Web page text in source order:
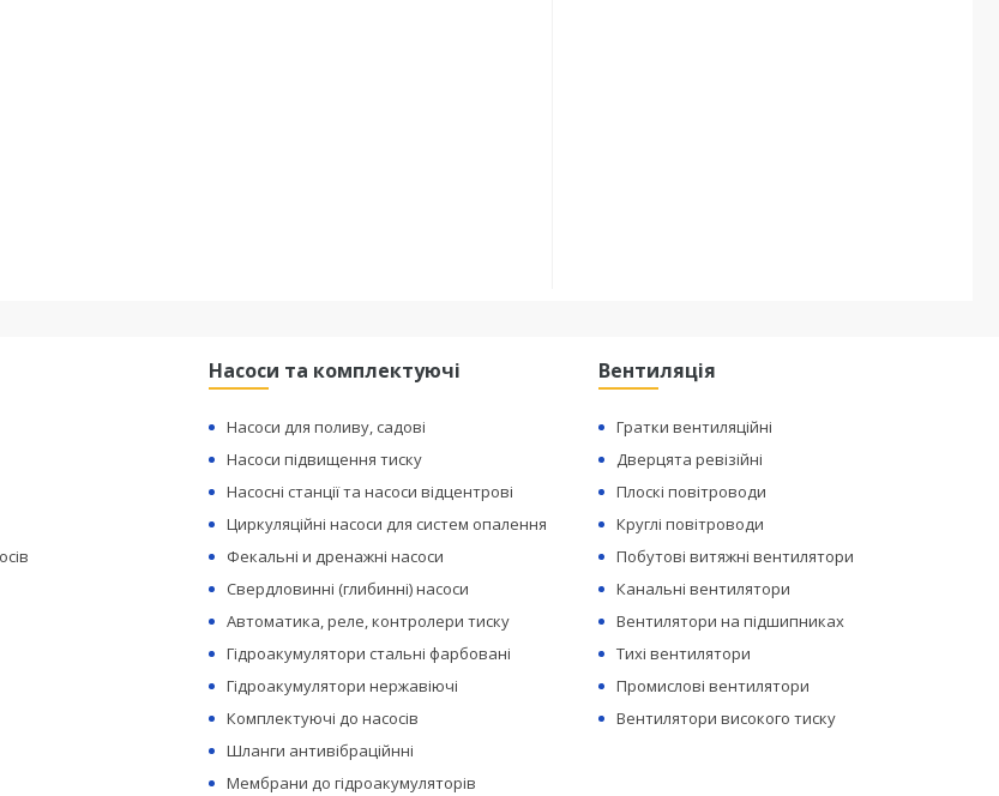
Насоси та комплектуючі
Насоси для поливу, садові
Насоси підвищення тиску
Насосні станції та насоси відцентрові
Циркуляційні насоси для систем опалення
Фекальні и дренажні насоси
Свердловинні (глибинні) насоси
Автоматика, реле, контролери тиску
Гідроакумулятори стальні фарбовані
Гідроакумулятори нержавіючі
Комплектуючі до насосів
Шланги антивібраційнні
Мембрани до гідроакумуляторів
Вентиляція
Гратки вентиляційні
Дверцята ревізійні
Плоскі повітроводи
Круглі повітроводи
Побутові витяжні вентилятори
Канальні вентилятори
Вентилятори на підшипниках
Тихі вентилятори
Промислові вентилятори
Вентилятори високого тиску